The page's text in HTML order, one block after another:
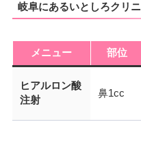
岐阜にあるいとしろクリ
メニュー 部位
ヒアルロン酸
注射
鼻1cc